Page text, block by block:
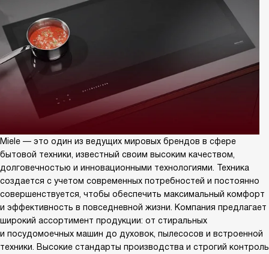
Miele — это один из ведущих мировых брендов в сфере
бытовой техники, известный своим высоким качеством,
долговечностью и инновационными технологиями. Техника
создается с учетом современных потребностей и постоянно
совершенствуется, чтобы обеспечить максимальный комфорт
и эффективность в повседневной жизни. Компания предлагает
широкий ассортимент продукции: от стиральных
и посудомоечных машин до духовок, пылесосов и встроенной
техники. Высокие стандарты производства и строгий контроль